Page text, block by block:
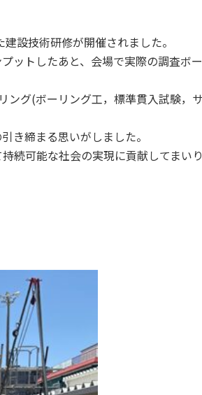
設技術研修が開催されました。
ットしたあと、会場で実際の調査ボ
ング(ボーリング工，標準貫入試験，
き締まる思いがしました。
続可能な社会の実現に貢献してまいり